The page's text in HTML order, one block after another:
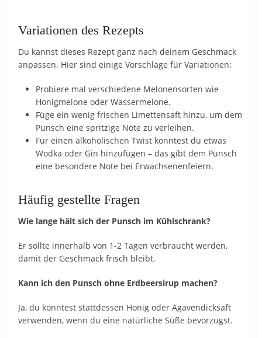
Variationen des Rezepts
Du kannst dieses Rezept ganz nach deinem Geschmack
anpassen. Hier sind einige Vorschläge für Variationen:
Probiere mal verschiedene Melonensorten wie
Honigmelone oder Wassermelone.
Füge ein wenig frischen Limettensaft hinzu, um dem
Punsch eine spritzige Note zu verleihen.
Für einen alkoholischen Twist könntest du etwas
Wodka oder Gin hinzufügen – das gibt dem Punsch
eine besondere Note bei Erwachsenenfeiern.
Häufig gestellte Fragen
Wie lange hält sich der Punsch im Kühlschrank?
Er sollte innerhalb von 1-2 Tagen verbraucht werden,
damit der Geschmack frisch bleibt.
Kann ich den Punsch ohne Erdbeersirup machen?
Ja, du könntest stattdessen Honig oder Agavendicksaft
verwenden, wenn du eine natürliche Süße bevorzugst.